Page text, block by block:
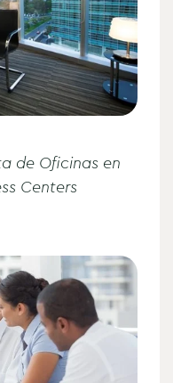
de Oficinas en
Centers